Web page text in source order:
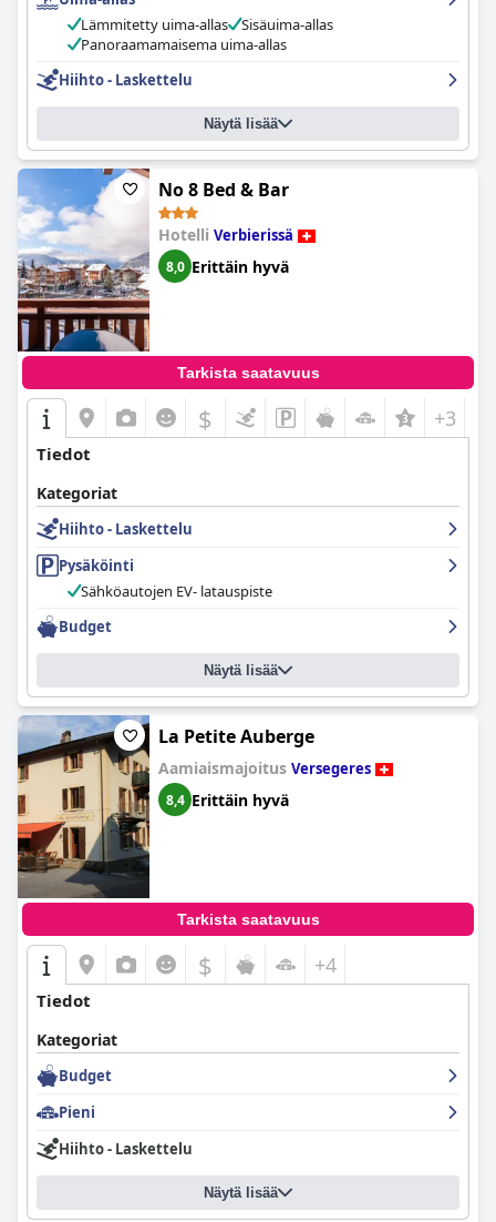
Restaurant Le Giétrozin henkilökunta on merkittävä tekijä
hotellin vetovoimassa, ja heitä kehutaan ystävällisyydestään,
perheen johtama tiimi varmistaa lämpimän ja kutsuvan
Hiihtoharrastajille hotellin sijainti on ihanteellinen tarjoten
nopean ja helpon pääsyn hiihtohisseille ja -gondoleille.
Käytännölliset mukavuudet, kuten suksiteline ja mahdollisuus
hankkia hissilippuja paikan päältä, lisäävät käyttömukavuutta
tehden siitä täydellisen vaihtoehdon niille, jotka haluavat
tutustua 4 Vallees -alueeseen.
Yhteenvetona voidaan todeta, että Hotel Restaurant Le Giétroz
tarjoaa erittäin tyydyttävän oleskelun erinomaisen sijaintinsa,
erinomaisten ruokailumahdollisuuksiensa, mukavien
majoitustilojensa ja vieraanvaraisen henkilökuntansa ansiosta,
mikä tekee siitä erinomaisen valinnan Le Châblen vierailijoille.
Lämmitetty uima-allas
Sisäuima-allas
Panoraamamaisema uima-allas
Hiihto - Laskettelu
Näytä lisää
No 8 Bed & Bar
Hotelli Verbierissä
8,0 Erittäin hyvä
Tarkista saatavuus
$ +3
Tiedot
Kategoriat
Hiihto - Laskettelu
Pysäköinti
Sähköautojen EV- latauspiste
Budget
Näytä lisää
La Petite Auberge
Aamiaismajoitus Versegeres
8,4 Erittäin hyvä
Tarkista saatavuus
$ +4
Tiedot
Kategoriat
Budget
Pieni
Hiihto - Laskettelu
Näytä lisää